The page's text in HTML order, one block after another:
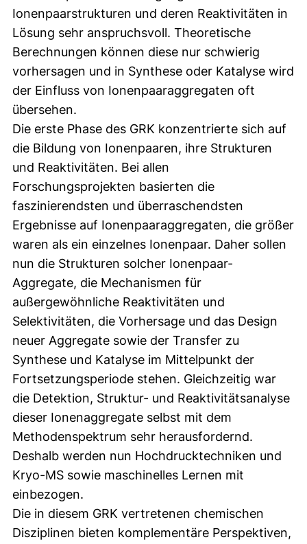
Ionenpaarstrukturen und deren Reaktivitäten in
Lösung sehr anspruchsvoll. Theoretische
Berechnungen können diese nur schwierig
vorhersagen und in Synthese oder Katalyse wird
der Einfluss von Ionenpaaraggregaten oft
übersehen.
Die erste Phase des GRK konzentrierte sich auf
die Bildung von Ionenpaaren, ihre Strukturen
und Reaktivitäten. Bei allen
Forschungsprojekten basierten die
faszinierendsten und überraschendsten
Ergebnisse auf Ionenpaaraggregaten, die größer
waren als ein einzelnes Ionenpaar. Daher sollen
nun die Strukturen solcher Ionenpaar-
Aggregate, die Mechanismen für
außergewöhnliche Reaktivitäten und
Selektivitäten, die Vorhersage und das Design
neuer Aggregate sowie der Transfer zu
Synthese und Katalyse im Mittelpunkt der
Fortsetzungsperiode stehen. Gleichzeitig war
die Detektion, Struktur- und Reaktivitätsanalyse
dieser Ionenaggregate selbst mit dem
Methodenspektrum sehr herausfordernd.
Deshalb werden nun Hochdrucktechniken und
Kryo-MS sowie maschinelles Lernen mit
einbezogen.
Die in diesem GRK vertretenen chemischen
Disziplinen bieten komplementäre Perspektiven,